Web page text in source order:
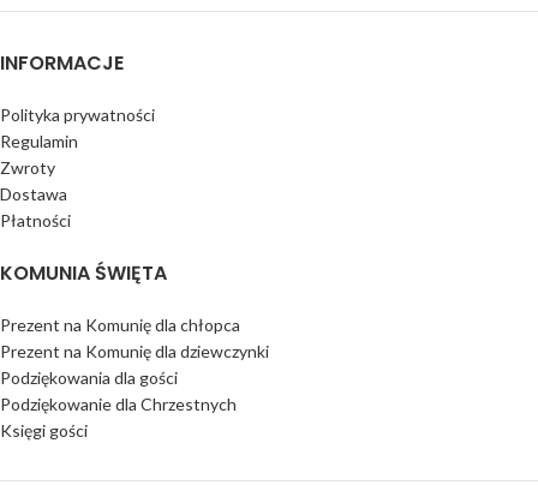
INFORMACJE
Polityka prywatności
Regulamin
Zwroty
Dostawa
Płatności
KOMUNIA ŚWIĘTA
Prezent na Komunię dla chłopca
Prezent na Komunię dla dziewczynki
Podziękowania dla gości
Podziękowanie dla Chrzestnych
Księgi gości